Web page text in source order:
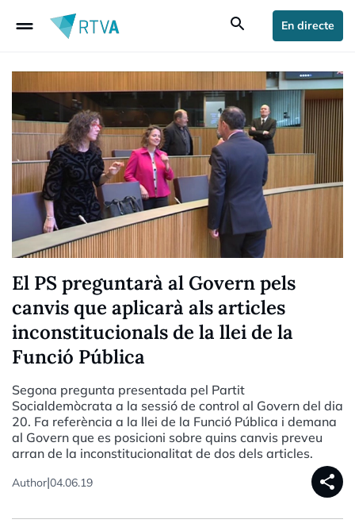
drag_handle search En directe
El PS preguntarà al Govern pels
canvis que aplicarà als articles
inconstitucionals de la llei de la
Funció Pública
Segona pregunta presentada pel Partit
Socialdemòcrata a la sessió de control al Govern del dia
20. Fa referència a la llei de la Funció Pública i demana
al Govern que es posicioni sobre quins canvis preveu
arran de la inconstitucionalitat de dos dels articles.
Author|04.06.19 share